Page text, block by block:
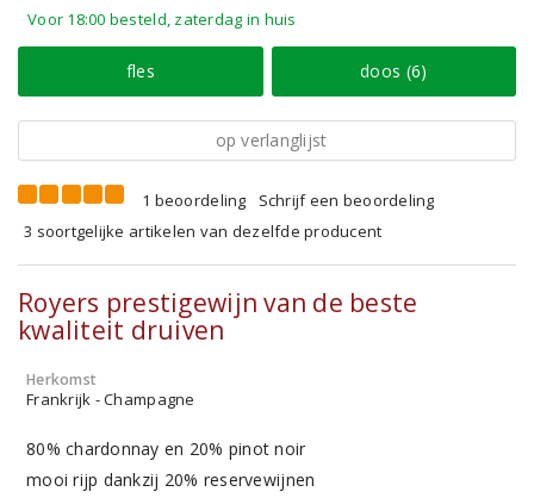
Voor 18:00 besteld, zaterdag in huis
fles doos (6)
op verlanglijst
1 beoordeling
Schrijf een beoordeling
3 soortgelijke artikelen van dezelfde producent
Royers prestigewijn van de beste
kwaliteit druiven
Herkomst
Frankrijk - Champagne
80% chardonnay en 20% pinot noir
mooi rijp dankzij 20% reservewijnen